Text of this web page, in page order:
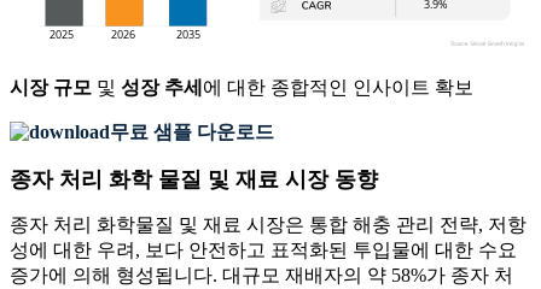
시장 규모 및 성장 추세 에 대한 종합적인 인사이트 확보
무료 샘플 다운로드
종자 처리 화학 물질 및 재료 시장 동향
종자 처리 화학물질 및 재료 시장은 통합 해충 관리 전략, 저항
성에 대한 우려, 보다 안전하고 표적화된 투입물에 대한 수요
증가에 의해 형성됩니다. 대규모 재배자의 약 58%가 종자 처